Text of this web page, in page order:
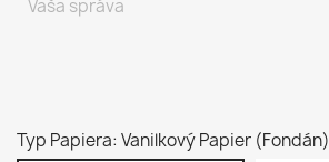
Typ Papiera: Vanilkový Papier (Fondán)